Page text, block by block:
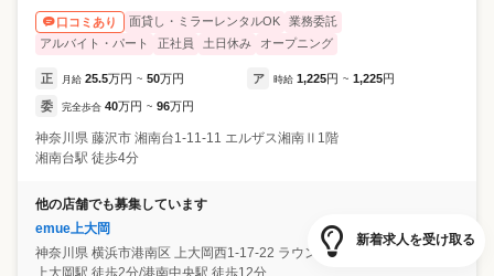
口コミあり 面貸し・ミラーレンタルOK
業務委託
アルバイト・パート
正社員 土日休み オープニング
正 月給 25.5万円 ~ 50万円 ア 時給 1,225円 ~ 1,225円
委 完全歩合 40万円 ~ 96万円
神奈川県 藤沢市 湘南台1-11-11 エルザス湘南Ⅱ1階
湘南台駅 徒歩4分
他の店舗でも募集しています
emue上大岡
神奈川県 横浜市港南区
上大岡西1-17-22 ラウンドスリー小宮1階
上大岡駅 徒歩2分/港南中央駅 徒歩12分
新着求人を受け取る